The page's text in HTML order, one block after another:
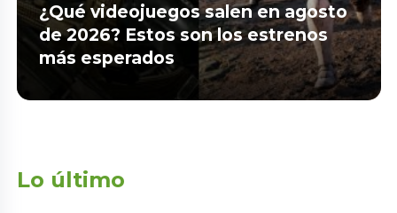
¿Qué videojuegos salen en agosto
de 2026? Estos son los estrenos
más esperados
Lo último